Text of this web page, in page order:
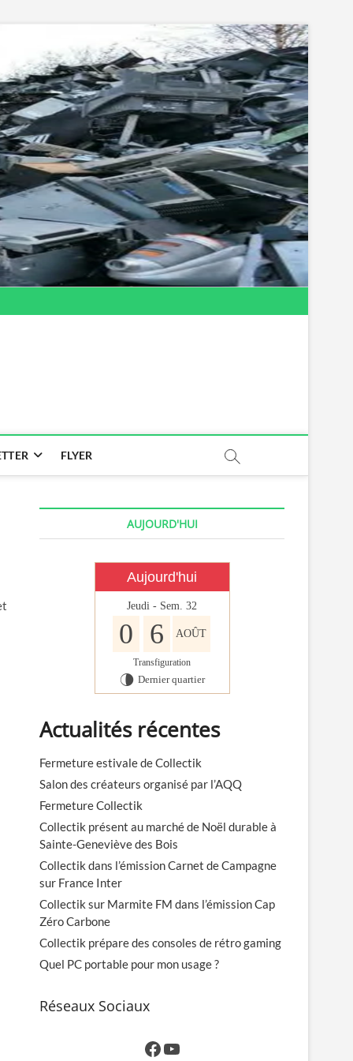
FLYER
AUJOURD'HUI
Aujourd'hui
Jeudi - Sem. 32
0 6 AOÛT
Transfiguration
U Dernier quartier
Actualités récentes
Fermeture estivale de Collectik
Salon des créateurs organisé par l’AQQ
Fermeture Collectik
Collectik présent au marché de Noël durable à
Sainte-Geneviève des Bois
Collectik dans l’émission Carnet de Campagne
sur France Inter
Collectik sur Marmite FM dans l’émission Cap
Zéro Carbone
Collectik prépare des consoles de rétro gaming
Quel PC portable pour mon usage ?
Réseaux Sociaux
Facebook
YouTube